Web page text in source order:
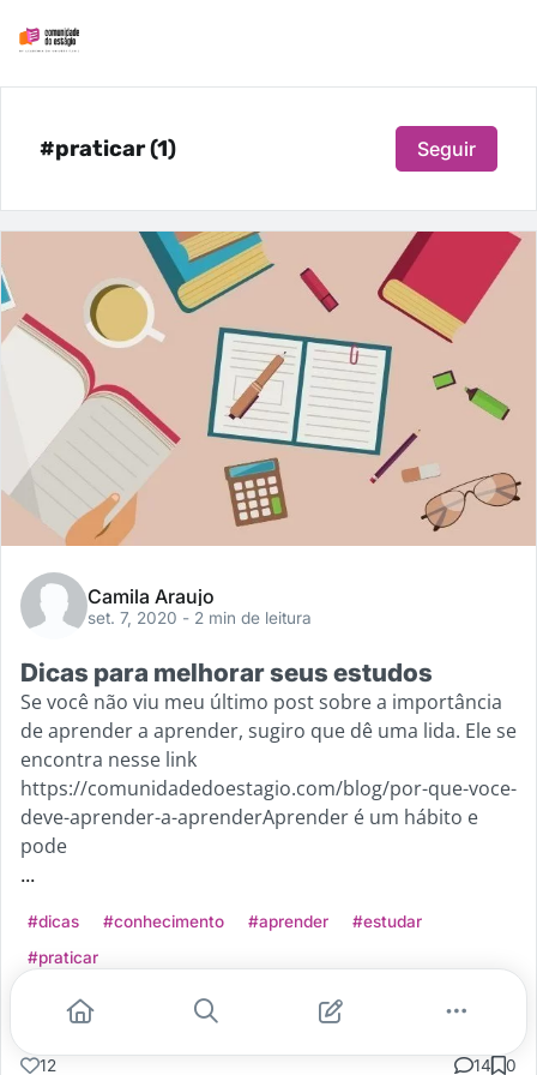
#praticar (1) Seguir
Camila Araujo
set. 7, 2020 - 2 min de leitura
Dicas para melhorar seus estudos
Se você não viu meu último post sobre a importância
de aprender a aprender, sugiro que dê uma lida. Ele se
encontra nesse link
https://comunidadedoestagio.com/blog/por-que-voce-
deve-aprender-a-aprenderAprender é um hábito e
pode
...
#dicas #conhecimento #aprender
#estudar
#praticar
Leia mais
12 14 0